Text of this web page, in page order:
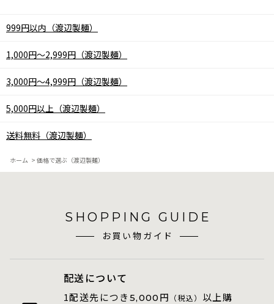
999円以内（渡辺製麺）
1,000円～2,999円（渡辺製麺）
3,000円～4,999円（渡辺製麺）
5,000円以上（渡辺製麺）
送料無料（渡辺製麺）
ホーム > 価格で選ぶ（渡辺製麺）
SHOPPING GUIDE
お買い物ガイド
配送について
1配送先につき 5,000 円 （税込） 以上購